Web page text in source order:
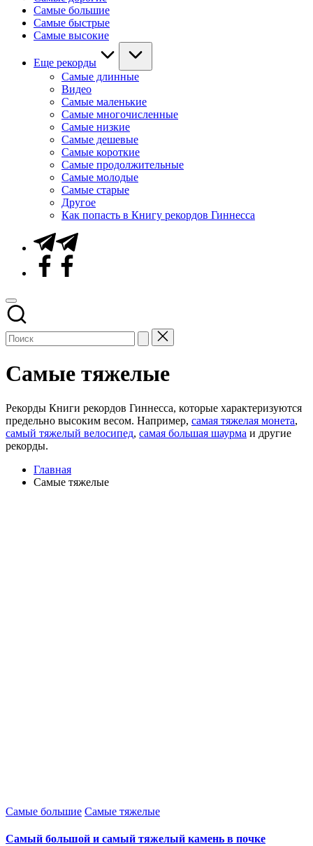
Самые большие
Самые быстрые
Самые высокие
Еще рекорды
Самые длинные
Видео
Самые маленькие
Самые многочисленные
Самые низкие
Самые дешевые
Самые короткие
Самые продолжительные
Самые молодые
Самые старые
Другое
Как попасть в Книгу рекордов Гиннесса
Telegram
Facebook
Самые тяжелые
Рекорды Книги рекордов Гиннесса, которые характеризуются
предельно высоким весом. Например, самая тяжелая монета,
самый тяжелый велосипед, самая большая шаурма и другие
рекорды.
Главная
Самые тяжелые
Опубликовано
Самые большие Самые тяжелые
Самый большой и самый тяжелый камень в почке